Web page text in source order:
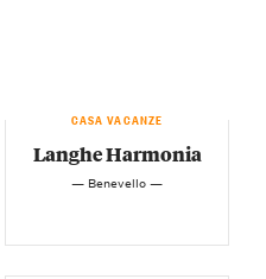
CASA VACANZE
Langhe Harmonia
— Benevello —